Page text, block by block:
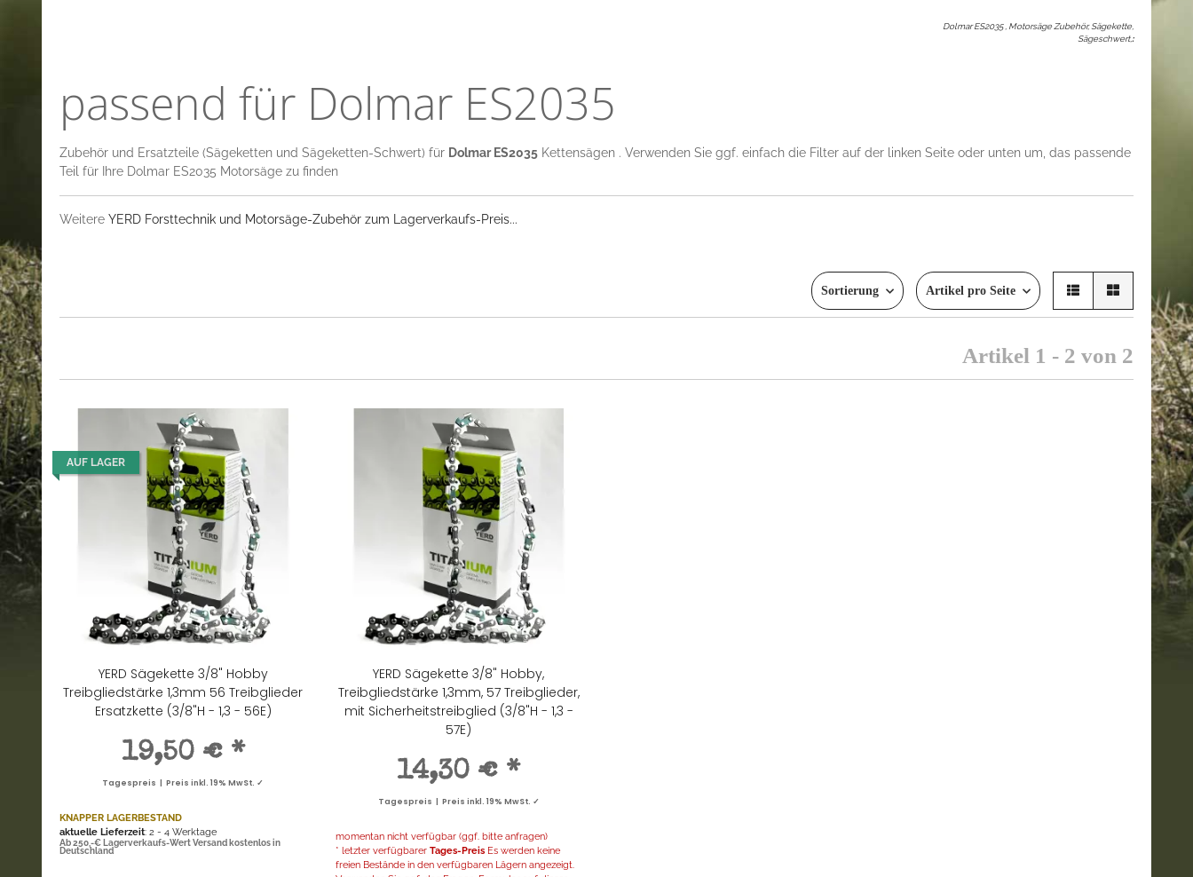
Dolmar ES2035 , Motorsäge Zubehör, Sägekette,
Sägeschwert,:
passend für Dolmar ES2035
Zubehör und Ersatzteile (Sägeketten und Sägeketten-Schwert) für Dolmar ES2035 Kettensägen . Verwenden Sie ggf. einfach die Filter auf der linken Seite oder unten um, das passende
Teil für Ihre Dolmar ES2035 Motorsäge zu finden
Weitere YERD Forsttechnik und Motorsäge-Zubehör zum Lagerverkaufs-Preis...
Sortierung Artikel pro Seite
Artikel 1 - 2 von 2
AUF LAGER
YERD Sägekette 3/8" Hobby
Treibgliedstärke 1,3mm 56 Treibglieder
Ersatzkette (3/8"H - 1,3 - 56E)
19,50 € *
Tagespreis | Preis inkl. 19% MwSt. ✓
KNAPPER LAGERBESTAND
aktuelle Lieferzeit: 2 - 4 Werktage
Ab 250,-€ Lagerverkaufs-Wert Versand kostenlos in
Deutschland
YERD Sägekette 3/8" Hobby,
Treibgliedstärke 1,3mm, 57 Treibglieder,
mit Sicherheitstreibglied (3/8"H - 1,3 -
57E)
14,30 € *
Tagespreis | Preis inkl. 19% MwSt. ✓
momentan nicht verfügbar (ggf. bitte anfragen)
* letzter verfügbarer Tages-PreisEs werden keine
freien Bestände in den verfügbaren Lägern angezeigt.